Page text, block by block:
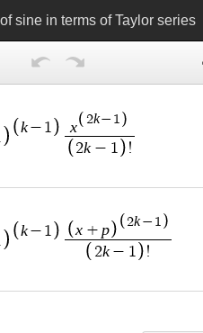
sine in terms of Taylor series
k− 1 x 2k− 1
2k − 1 !
k− 1 x + p 2k− 1
2k − 1 !